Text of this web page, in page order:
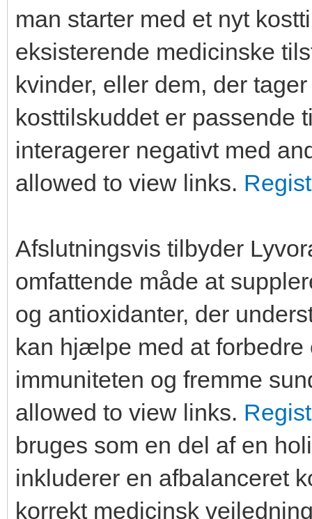
man starter med et nyt
eksisterende medicinske
kvinder, eller dem, der
kosttilskuddet er passende
interagerer negativt med
allowed to view links.
Afslutningsvis tilbyder
omfattende måde at
og antioxidanter, der
kan hjælpe med at forbedre
immuniteten og fremme
allowed to view links.
bruges som en del af en
inkluderer en afbalanceret
korrekt medicinsk